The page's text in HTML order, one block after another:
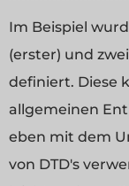
Im Beispiel
(erster) und
definiert. Diese
allgemeinen
eben mit dem
von DTD's